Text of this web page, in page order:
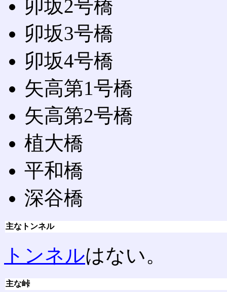
卯坂2号橋
卯坂3号橋
卯坂4号橋
矢高第1号橋
矢高第2号橋
植大橋
平和橋
深谷橋
主なトンネル
トンネルはない。
主な峠